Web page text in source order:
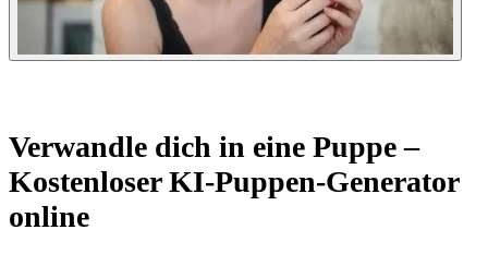
Verwandle dich in eine Puppe –
Kostenloser KI-Puppen-Generator
online